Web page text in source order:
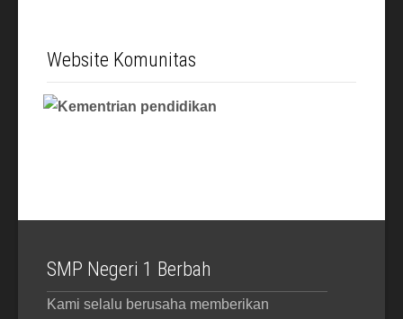
Website Komunitas
SMP Negeri 1 Berbah
Kami selalu berusaha memberikan